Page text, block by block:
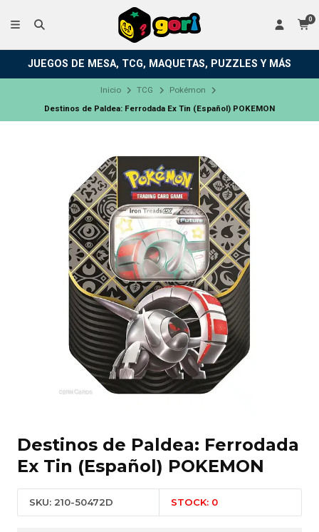
0
JUEGOS DE MESA, TCG, MAQUETAS, PUZZLES Y MÁS
Inicio TCG
Pokémon
Destinos de Paldea: Ferrodada Ex Tin (Español) POKEMON
Destinos de Paldea: Ferrodada
Ex Tin (Español) POKEMON
SKU: 210-50472D STOCK: 0